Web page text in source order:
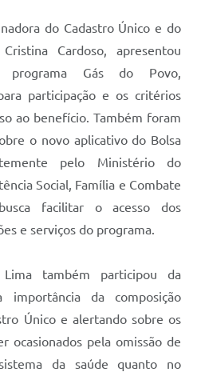
do Cadastro Único e do
Cardoso, apresentou
programa Gás do Povo,
participação e os critérios
ao benefício. Também foram
o novo aplicativo do Bolsa
pelo Ministério do
Social, Família e Combate
facilitar o acesso dos
e serviços do programa.
também participou da
importância da composição
Único e alertando sobre os
ocasionados pela omissão de
da saúde quanto no